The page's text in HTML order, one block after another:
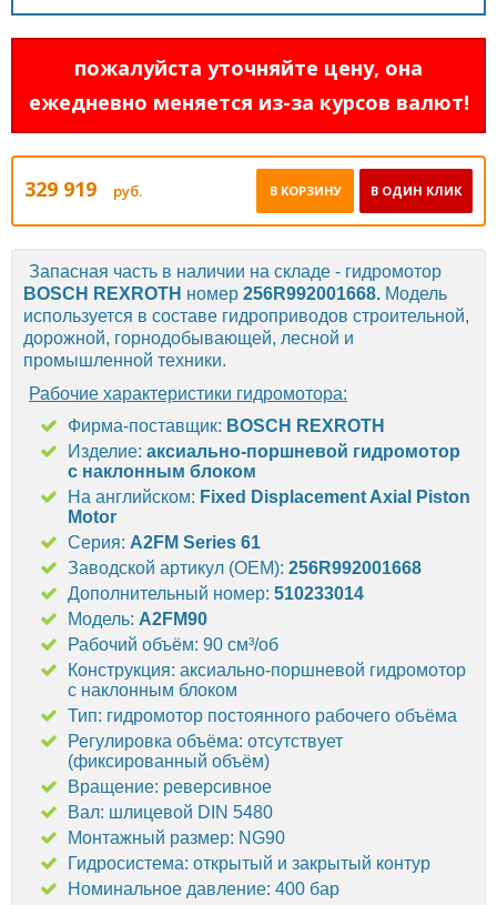
пожалуйста уточняйте цену, она
ежедневно меняется из-за курсов валют!
329 919 руб. В ОДИН КЛИК
В КОРЗИНУ
Запасная часть в наличии на складе - гидромотор
BOSCH REXROTH номер 256R992001668. Модель
используется в составе гидроприводов строительной,
дорожной, горнодобывающей, лесной и
промышленной техники.
Рабочие характеристики гидромотора:
Фирма-поставщик: BOSCH REXROTH
Изделие: аксиально-поршневой гидромотор
с наклонным блоком
На английском: Fixed Displacement Axial Piston
Motor
Серия: A2FM Series 61
Заводской артикул (OEM): 256R992001668
Дополнительный номер: 510233014
Модель: A2FM90
Рабочий объём: 90 см³/об
Конструкция: аксиально-поршневой гидромотор
с наклонным блоком
Тип: гидромотор постоянного рабочего объёма
Регулировка объёма: отсутствует
(фиксированный объём)
Вращение: реверсивное
Вал: шлицевой DIN 5480
Монтажный размер: NG90
Гидросистема: открытый и закрытый контур
Номинальное давление: 400 бар